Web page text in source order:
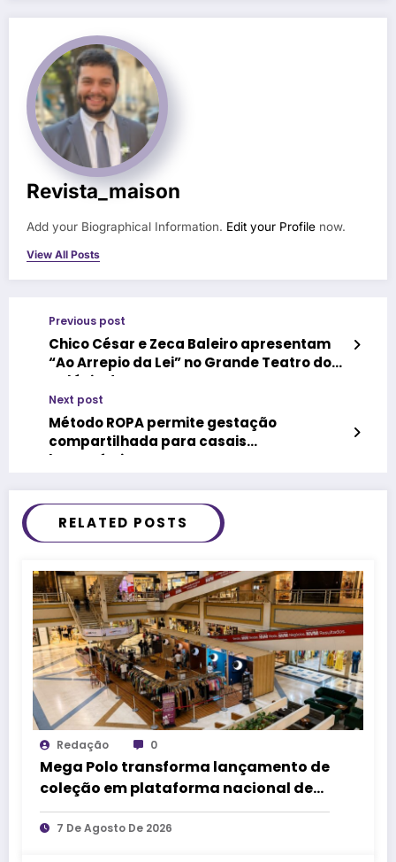
Revista_maison
Add your Biographical Information. Edit your Profile now.
View All Posts
Previous post
Chico César e Zeca Baleiro apresentam
“Ao Arrepio da Lei” no Grande Teatro do
Palácio das Artes
Next post
Método ROPA permite gestação
compartilhada para casais
homoafetivos
RELATED POSTS
Redação 0
Mega Polo transforma lançamento de
coleção em plataforma nacional de
negócios e projeta crescimento de
mais de 15%
7 De Agosto De 2026